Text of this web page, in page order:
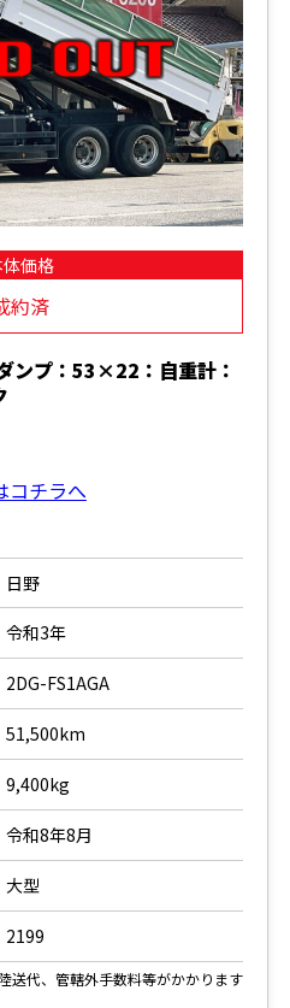
価格
約済
ンプ：53×22：自重計：
コチラへ
日野
令和3年
2DG-FS1AGA
51,500km
9,400kg
令和8年8月
大型
2199
送代、管轄外手数料等がかかります